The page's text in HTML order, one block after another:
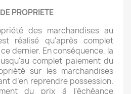
PROPRIETE
des marchandises au
réalisé qu'après complet
dernier. En conséquence, la
complet paiement du
sur les marchandises
d’en reprendre possession.
du prix à l'échéance